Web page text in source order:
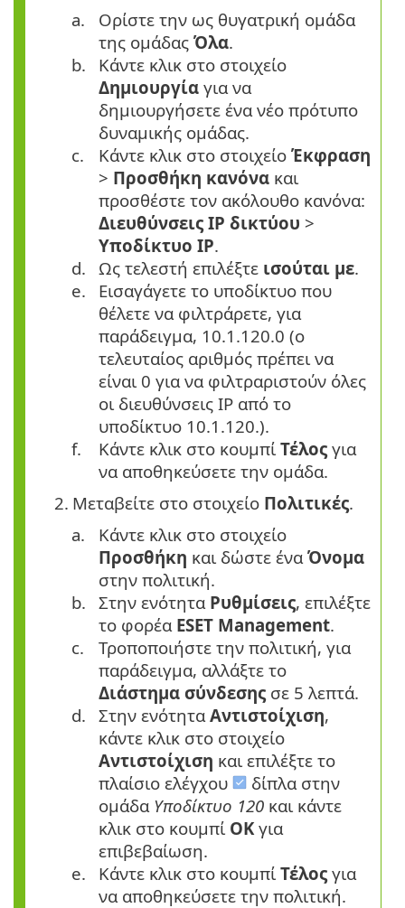
a.
Ορίστε την ως θυγατρική ομάδα
της ομάδας Όλα.
b.
Κάντε κλικ στο στοιχείο
Δημιουργία για να
δημιουργήσετε ένα νέο πρότυπο
δυναμικής ομάδας.
c.
Κάντε κλικ στο στοιχείο Έκφραση
> Προσθήκη κανόνα και
προσθέστε τον ακόλουθο κανόνα:
Διευθύνσεις IP δικτύου >
Υποδίκτυο IP.
d.
Ως τελεστή επιλέξτε ισούται με.
e.
Εισαγάγετε το υποδίκτυο που
θέλετε να φιλτράρετε, για
παράδειγμα, 10.1.120.0 (ο
τελευταίος αριθμός πρέπει να
είναι 0 για να φιλτραριστούν όλες
οι διευθύνσεις IP από το
υποδίκτυο 10.1.120.).
f.
Κάντε κλικ στο κουμπί Τέλος για
να αποθηκεύσετε την ομάδα.
2. Μεταβείτε στο στοιχείο Πολιτικές.
a.
Κάντε κλικ στο στοιχείο
Προσθήκη και δώστε ένα Όνομα
στην πολιτική.
b. Στην ενότητα Ρυθμίσεις, επιλέξτε
το φορέα ESET Management.
c.
Τροποποιήστε την πολιτική, για
παράδειγμα, αλλάξτε το
Διάστημα σύνδεσης σε 5 λεπτά.
d. Στην ενότητα Αντιστοίχιση,
κάντε κλικ στο στοιχείο
Αντιστοίχιση και επιλέξτε το
πλαίσιο ελέγχου
δίπλα στην
ομάδα Υποδίκτυο 120 και κάντε
κλικ στο κουμπί OK για
επιβεβαίωση.
e.
Κάντε κλικ στο κουμπί Τέλος για
να αποθηκεύσετε την πολιτική.